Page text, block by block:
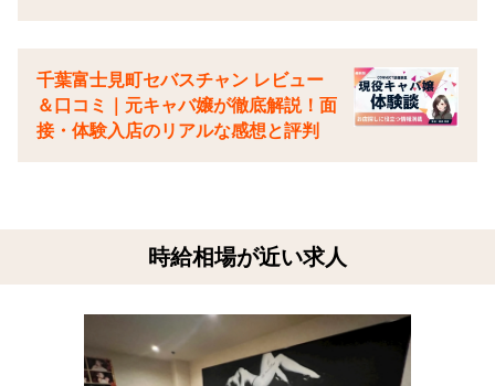
千葉富士見町セバスチャン レビュー
＆口コミ｜元キャバ嬢が徹底解説！面
接・体験入店のリアルな感想と評判
時給相場が近い求人